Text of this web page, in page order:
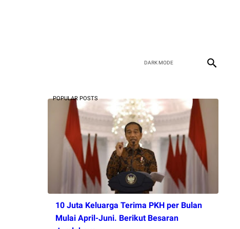
POPULAR POSTS
10 Juta Keluarga Terima PKH per Bulan
Mulai April-Juni. Berikut Besaran